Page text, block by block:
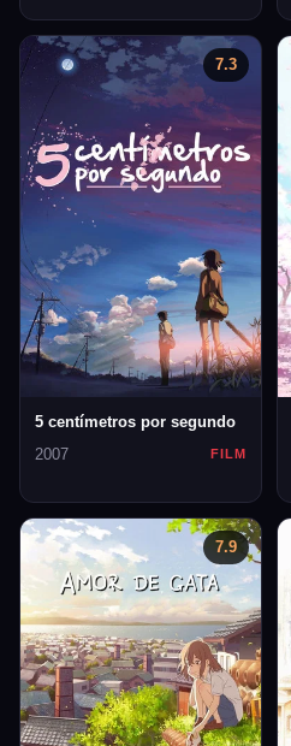
7.3
5 centímetros por segundo
2007
FILM
7.9